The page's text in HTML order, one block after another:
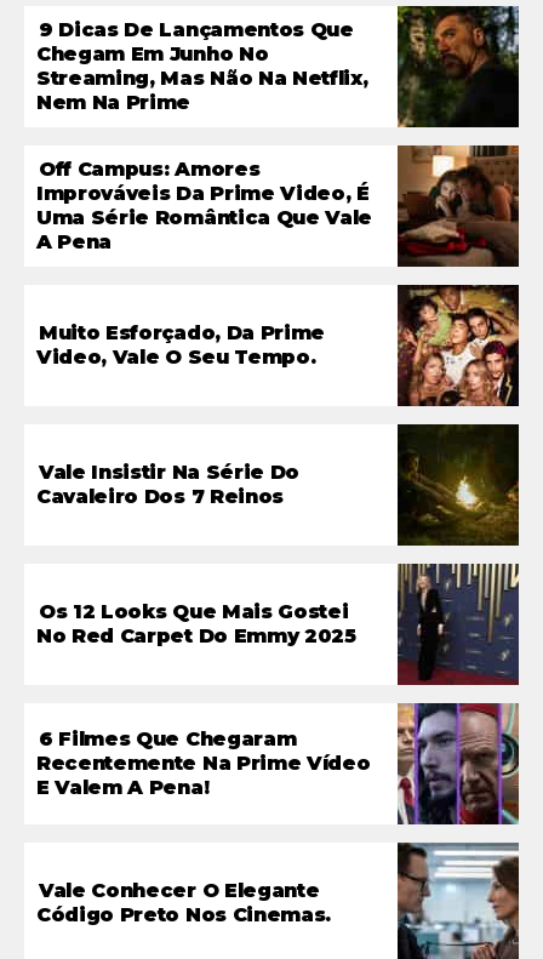
9 Dicas De Lançamentos Que
Chegam Em Junho No
Streaming, Mas Não Na Netflix,
Nem Na Prime
Off Campus: Amores
Improváveis Da Prime Video, É
Uma Série Romântica Que Vale
A Pena
Muito Esforçado, Da Prime
Video, Vale O Seu Tempo.
Vale Insistir Na Série Do
Cavaleiro Dos 7 Reinos
Os 12 Looks Que Mais Gostei
No Red Carpet Do Emmy 2025
6 Filmes Que Chegaram
Recentemente Na Prime Vídeo
E Valem A Pena!
Vale Conhecer O Elegante
Código Preto Nos Cinemas.